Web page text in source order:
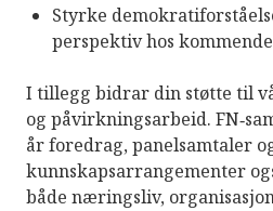
Styrke
perspektiv hos
I tillegg bidrar din støtte til
og påvirkningsarbeid.
år foredrag, panelsamtaler
kunnskapsarrangementer
både næringsliv,